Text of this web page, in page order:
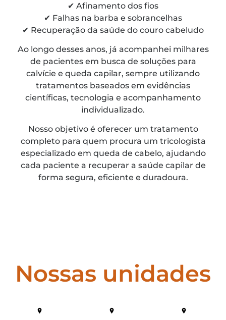
✔ Afinamento dos fios
✔ Falhas na barba e sobrancelhas
✔ Recuperação da saúde do couro cabeludo
Ao longo desses anos, já acompanhei milhares
de pacientes em busca de soluções para
calvície e queda capilar, sempre utilizando
tratamentos baseados em evidências
científicas, tecnologia e acompanhamento
individualizado.
Nosso objetivo é oferecer um tratamento
completo para quem procura um tricologista
especializado em queda de cabelo, ajudando
cada paciente a recuperar a saúde capilar de
forma segura, eficiente e duradoura.
Nossas unidades